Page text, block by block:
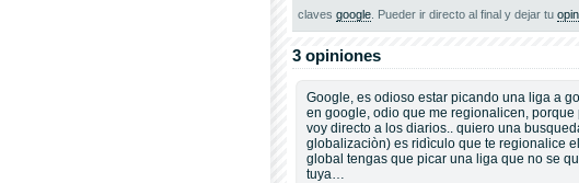
claves google . Pueder ir directo al final y dejar tu
3 opiniones
Google, es odioso estar picando una liga a
en google, odio que me regionalicen,
voy directo a los diarios.. quiero una
globalizaciòn) es ridìculo que te regionalice
global tengas que picar una liga que no se
tuya…